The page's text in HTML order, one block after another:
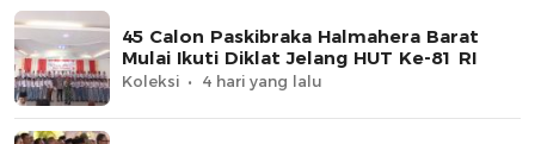
45 Calon Paskibraka Halmahera Barat
Mulai Ikuti Diklat Jelang HUT Ke-81 RI
Koleksi 4 hari yang lalu